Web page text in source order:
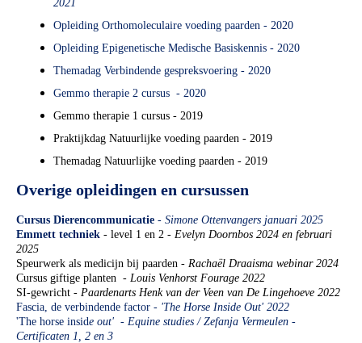
2021
Opleiding Orthomoleculaire voeding paarden - 2020
Opleiding Epigenetische Medische Basiskennis - 2020
Themadag Verbindende gespreksvoering - 2020
Gemmo therapie 2 cursus - 2020
Gemmo therapie 1 cursus - 2019
Praktijkdag Natuurlijke voeding paarden - 2019
Themadag Natuurlijke voeding paarden - 2019
Overige opleidingen en cursussen
Cursus Dierencommunicatie - Simone Ottenvangers januari 2025
Emmett techniek - level 1 en 2 - Evelyn Doornbos 2024 en februari
2025
Speurwerk als medicijn bij paarden - Rachaël Draaisma webinar 2024
Cursus giftige planten - Louis Venhorst Fourage 2022
SI-gewricht - Paardenarts Henk van der Veen van De Lingehoeve 2022
Fascia, de verbindende factor - 'The Horse Inside Out' 2022
'The horse inside out' - Equine studies / Zefanja Vermeulen -
Certificaten 1, 2 en 3